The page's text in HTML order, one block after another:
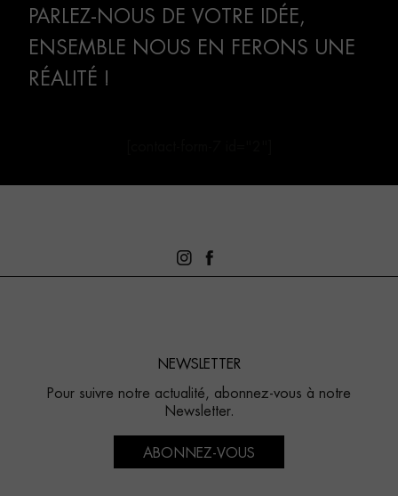
PARLEZ-NOUS DE VOTRE IDÉE,
ENSEMBLE NOUS EN FERONS UNE
RÉALITÉ !
NEWSLETTER
Pour suivre notre actualité, abonnez-vous à notre
Newsletter.
ABONNEZ-VOUS